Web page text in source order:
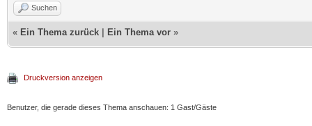
Suchen
« Ein Thema zurück Ein Thema vor »
Druckversion anzeigen
Benutzer, die gerade dieses Thema anschauen: 1 Gast/Gäste